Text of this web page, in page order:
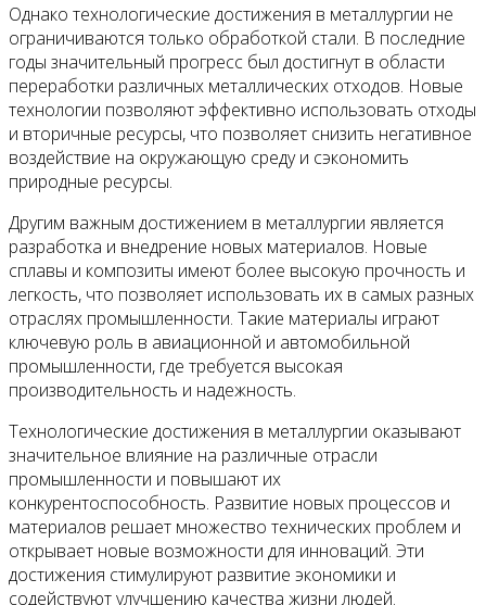
Однако технологические достижения в металлургии не
ограничиваются только обработкой стали. В последние
годы значительный прогресс был достигнут в области
переработки различных металлических отходов. Новые
технологии позволяют эффективно использовать отходы
и вторичные ресурсы, что позволяет снизить негативное
воздействие на окружающую среду и сэкономить
природные ресурсы.
Другим важным достижением в металлургии является
разработка и внедрение новых материалов. Новые
сплавы и композиты имеют более высокую прочность и
легкость, что позволяет использовать их в самых разных
отраслях промышленности. Такие материалы играют
ключевую роль в авиационной и автомобильной
промышленности, где требуется высокая
производительность и надежность.
Технологические достижения в металлургии оказывают
значительное влияние на различные отрасли
промышленности и повышают их
конкурентоспособность. Развитие новых процессов и
материалов решает множество технических проблем и
открывает новые возможности для инноваций. Эти
достижения стимулируют развитие экономики и
содействуют улучшению качества жизни людей.